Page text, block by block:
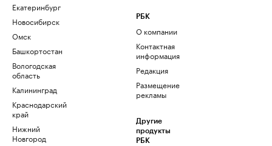
Екатеринбург
Новосибирск
Омск
Башкортостан
Вологодская
область
Калининград
Краснодарский
край
Нижний
Новгород
РБК
О компании
Контактная
информация
Редакция
Размещение
рекламы
Другие
продукты
РБК